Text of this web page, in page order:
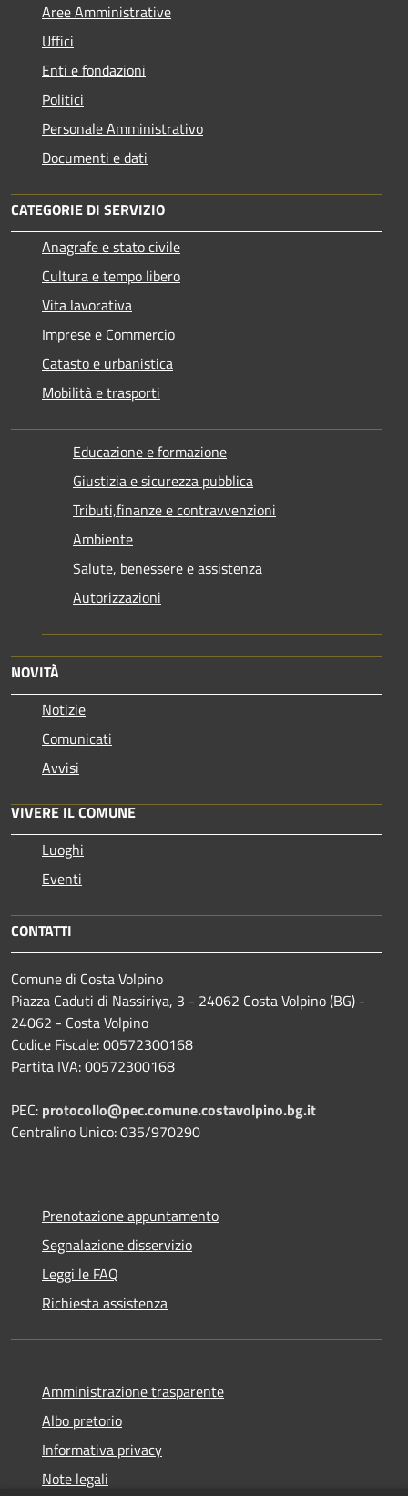
Aree Amministrative
Uffici
Enti e fondazioni
Politici
Personale Amministrativo
Documenti e dati
CATEGORIE DI SERVIZIO
Anagrafe e stato civile
Cultura e tempo libero
Vita lavorativa
Imprese e Commercio
Catasto e urbanistica
Mobilità e trasporti
Educazione e formazione
Giustizia e sicurezza pubblica
Tributi,finanze e contravvenzioni
Ambiente
Salute, benessere e assistenza
Autorizzazioni
NOVITÀ
Notizie
Comunicati
Avvisi
VIVERE IL COMUNE
Luoghi
Eventi
CONTATTI
Comune di Costa Volpino
Piazza Caduti di Nassiriya, 3 - 24062 Costa Volpino (BG) -
24062 - Costa Volpino
Codice Fiscale: 00572300168
Partita IVA: 00572300168
PEC: protocollo@pec.comune.costavolpino.bg.it
Centralino Unico: 035/970290
Prenotazione appuntamento
Segnalazione disservizio
Leggi le FAQ
Richiesta assistenza
Amministrazione trasparente
Albo pretorio
Informativa privacy
Note legali